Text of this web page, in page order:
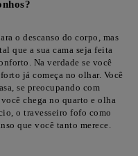
o descanso do corpo, mas
que a sua cama seja feita
Na verdade se você
já começa no olhar. Você
se preocupando com
chega no quarto e olha
o travesseiro fofo como
que você tanto merece.